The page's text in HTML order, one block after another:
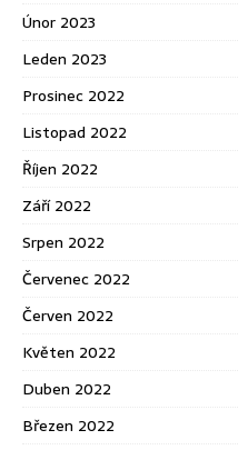
Únor 2023
Leden 2023
Prosinec 2022
Listopad 2022
Říjen 2022
Září 2022
Srpen 2022
Červenec 2022
Červen 2022
Květen 2022
Duben 2022
Březen 2022